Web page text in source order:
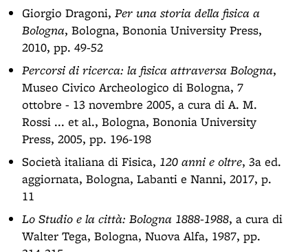
Giorgio Dragoni, Per una storia della fisica a
Bologna, Bologna, Bononia University Press,
2010, pp. 49-52
Percorsi di ricerca: la fisica attraversa Bologna,
Museo Civico Archeologico di Bologna, 7
ottobre - 13 novembre 2005, a cura di A. M.
Rossi ... et al., Bologna, Bononia University
Press, 2005, pp. 196-198
Società italiana di Fisica, 120 anni e oltre, 3a ed.
aggiornata, Bologna, Labanti e Nanni, 2017, p.
11
Lo Studio e la città: Bologna 1888-1988, a cura di
Walter Tega, Bologna, Nuova Alfa, 1987, pp.